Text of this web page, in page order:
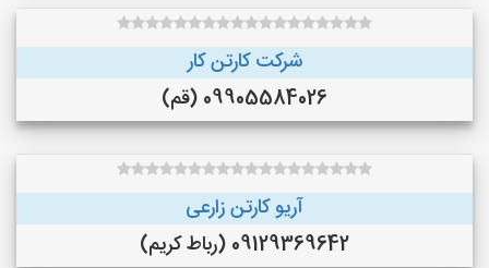
شرکت کارتن کار
09905584026 (قم)
آریو کارتن زارعی
09129369642 (رباط کریم)